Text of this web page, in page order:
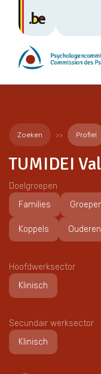
Zoeken Profiel
TUMIDEI
Doelgroepen
Families
Koppels
Hoofdwerksector
Klinisch
Secundair werksector
Klinisch